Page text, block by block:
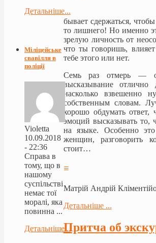
бывает сдержаться,
то лишнего! Но именно
зрелую личность от
что ты говоришь,
тебе этого или нет.
Семь раз отмерь —
высказывание отлично
насколько взвешенно
собственным словам.
хорошо обдумать ответ,
эмоций высказывать то,
на языке. Особенно это
женщин, разговорить
стоит…
≡
Матрій Андрій
Детальніше ...
Притча об
Детальніше...
Міліцейське
свавілля в
поліції
Violetta
10.09.2018
- 22:36
Справа в
тому, що в
нашому
суспільстві
немає тої
моралі, яка
повинна ...
Детальніше...